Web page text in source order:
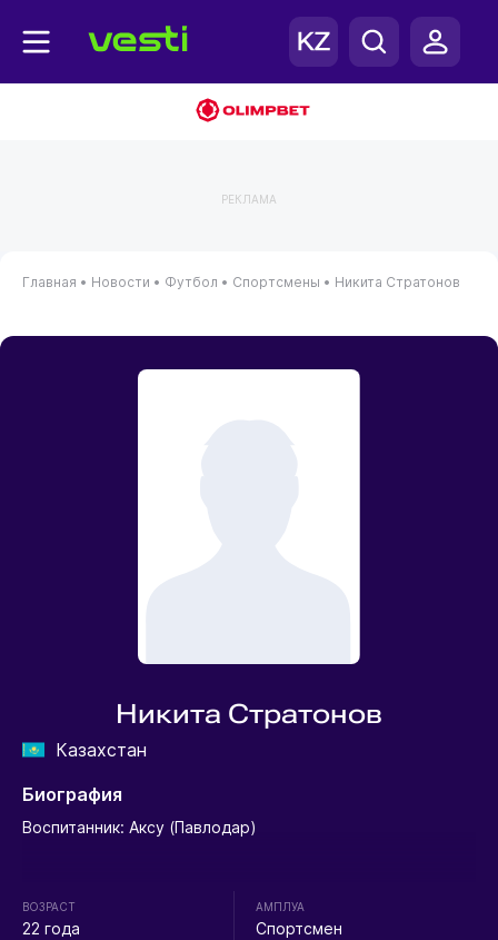
РЕКЛАМА
Главная • Новости • Футбол • Спортсмены • Никита Стратонов
Никита Стратонов
Казахстан
Биография
Воспитанник: Аксу (Павлодар)
ВОЗРАСТ
22 года
АМПЛУА
Спортсмен